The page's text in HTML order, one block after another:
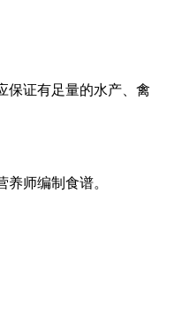
保证有足量的水产、禽
师编制食谱。